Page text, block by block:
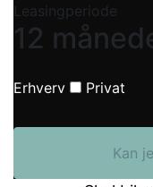
Leasingperiode
12
Erhverv Privat
Kan